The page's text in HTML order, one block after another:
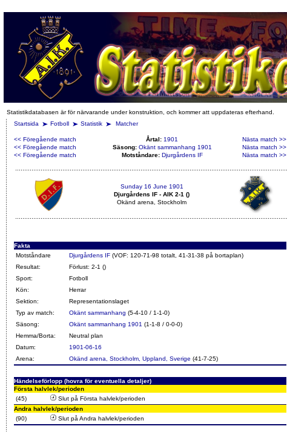
Statistikdatabasen är för närvarande under konstruktion, och kommer att uppdateras efterhand.
Startsida
Fotboll Statistik Matcher
<< Föregående match Årtal: 1901
Nästa match >>
<< Föregående match
Säsong: Okänt sammanhang 1901
Nästa match >>
<< Föregående match
Motståndare: Djurgårdens IF Nästa match >>
Sunday 16 June 1901
Djurgårdens IF - AIK 2-1 ()
Okänd arena, Stockholm
Fakta
Motståndare
Djurgårdens IF (VOF: 120-71-98 totalt, 41-31-38 på bortaplan)
Resultat:
Förlust: 2-1 ()
Sport:
Fotboll
Kön:
Herrar
Sektion:
Representationslaget
Typ av match:
Okänt sammanhang (5-4-10 / 1-1-0)
Säsong:
Okänt sammanhang 1901 (1-1-8 / 0-0-0)
Hemma/Borta:
Neutral plan
Datum:
1901-06-16
Arena:
Okänd arena, Stockholm, Uppland, Sverige (41-7-25)
Händelseförlopp (hovra för eventuella detaljer)
Första halvlek/perioden
(45)
Slut på Första halvlek/perioden
Andra halvlek/perioden
(90)
Slut på Andra halvlek/perioden